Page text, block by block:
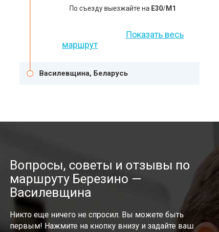
По съезду выезжайте на E30/M1
Показать весь
маршрут
Василевщина, Беларусь
Вопросы, советы и отзывы по
маршруту Березино —
Василевщина
Никто еще ничего не спросил. Вы можете быть
первым! Нажмите на кнопку внизу и задайте ваш